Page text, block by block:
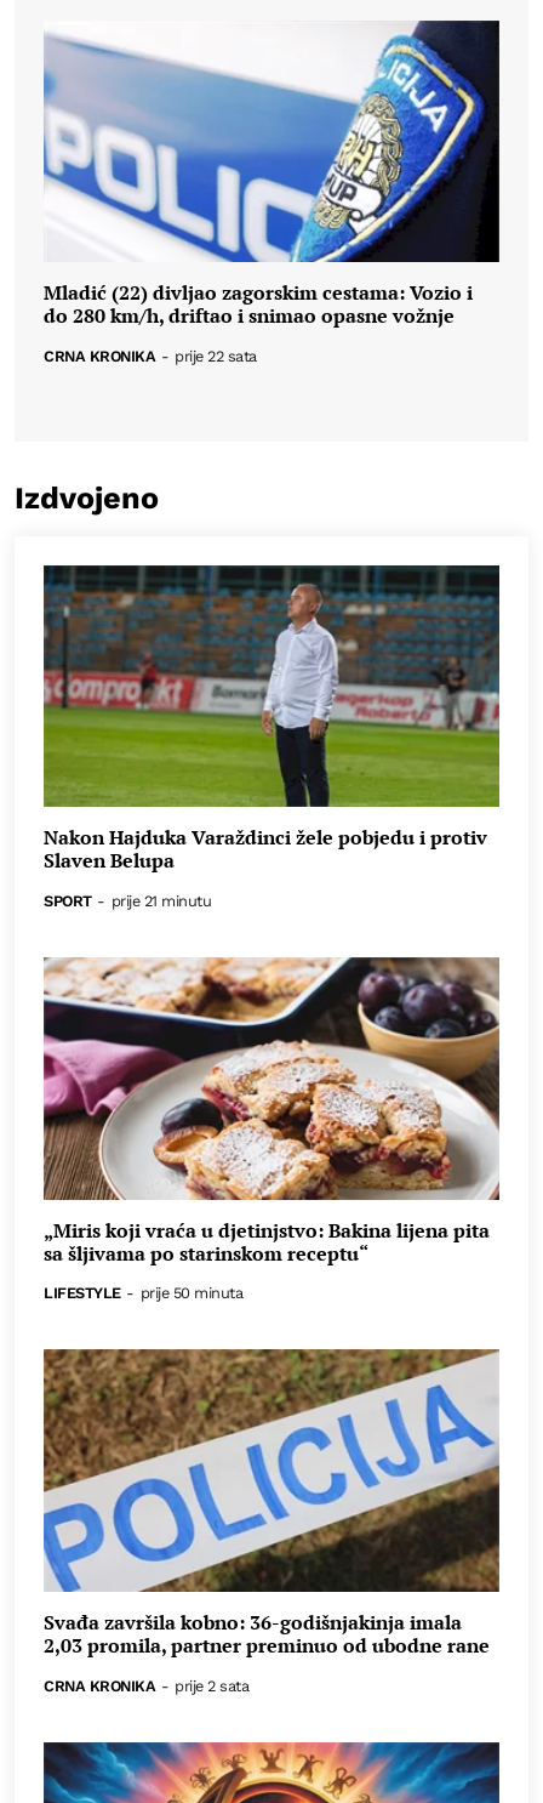
Mladić (22) divljao zagorskim cestama: Vozio i
do 280 km/h, driftao i snimao opasne vožnje
CRNA KRONIKA - prije 22 sata
Izdvojeno
Nakon Hajduka Varaždinci žele pobjedu i protiv
Slaven Belupa
SPORT - prije 21 minutu
„Miris koji vraća u djetinjstvo: Bakina lijena pita
sa šljivama po starinskom receptu“
LIFESTYLE - prije 50 minuta
Svađa završila kobno: 36-godišnjakinja imala
2,03 promila, partner preminuo od ubodne rane
CRNA KRONIKA - prije 2 sata